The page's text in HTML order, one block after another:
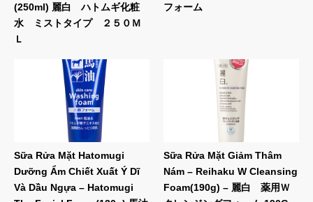
(250ml) 麗白 ハトムギ化粧
水 ミストタイプ ２５０Ｍ
Ｌ
フォーム
Sữa Rửa Mặt Hatomugi
Dưỡng Ẩm Chiết Xuất Ý Dĩ
Và Dầu Ngựa – Hatomugi
Sữa Rửa Mặt Giảm Thâm
Nám – Reihaku W Cleansing
Foam(190g) – 麗白 薬用Ｗ